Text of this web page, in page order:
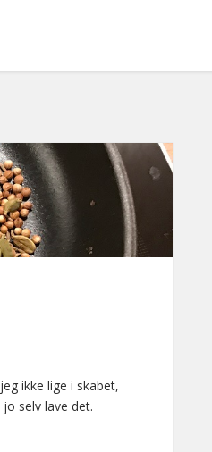
ikke lige i skabet,
selv lave det.